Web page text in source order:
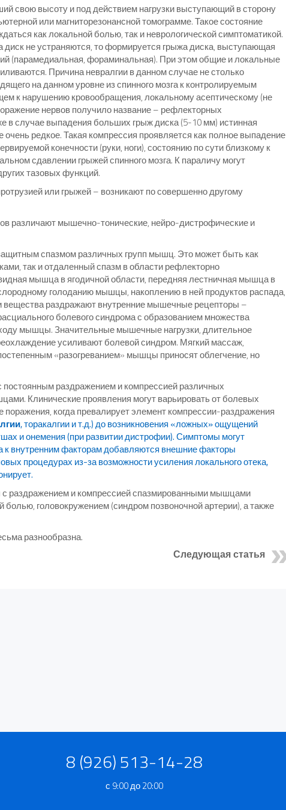
свою высоту и под действием нагрузки выступающий в сторону
или магниторезонансной томограмме. Такое состояние
как локальной болью, так и неврологической симптоматикой.
не устраняются, то формируется грыжа диска, выступающая
(парамедиальная, фораминальная). При этом общие и локальные
Причина невралгии в данном случае не столько
на данном уровне из спинного мозга к контролируемым
к нарушению кровообращения, локальному асептическому (не
нервов получило название – рефлекторных
в случае выпадения больших грыж диска (5-10 мм) истинная
редкое. Такая компрессия проявляется как полное выпадение
конечности (руки, ноги), состоянию по сути близкому к
сдавлении грыжей спинного мозга. К параличу могут
тазовых функций.
или грыжей – возникают по совершенно другому
различают мышечно-тонические, нейро-дистрофические и
спазмом различных групп мышц. Это может быть как
так и отдаленный спазм в области рефлекторно
мышца в ягодичной области, передняя лестничная мышца в
голоданию мышцы, накоплению в ней продуктов распада,
вещества раздражают внутренние мышечные рецепторы –
болевого синдрома с образованием множества
мышцы. Значительные мышечные нагрузки, длительное
усиливают болевой синдром. Мягкий массаж,
«разогреванием» мышцы приносят облегчение, но
постоянным раздражением и компрессией различных
Клинические проявления могут варьировать от болевых
когда превалирует элемент компрессии-раздражения
, торакалгии и т.д.) до возникновения «ложных» ощущений
и онемения (при развитии дистрофии). Симптомы могут
к внутренним факторам добавляются внешние факторы
процедурах из-за возможности усиления локального отека,
с раздражением и компрессией спазмированными мышцами
болью, головокружением (синдром позвоночной артерии), а также
разнообразна.
Следующая статья
8 (926) 513-14-28
с 9:00 до 20:00